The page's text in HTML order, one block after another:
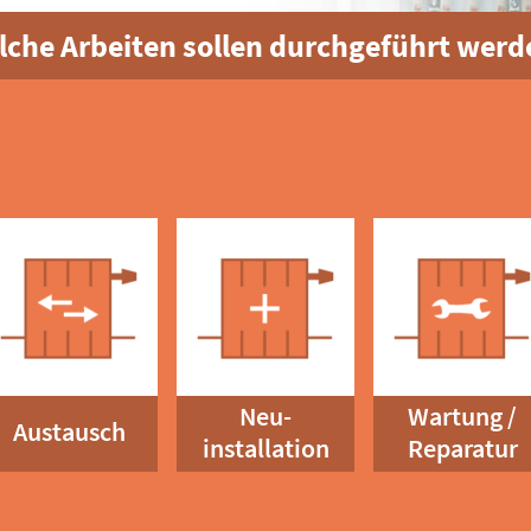
Arbeiten sollen durchgeführt
Austausch
Neu-
installation
Wartung /
Reparatur